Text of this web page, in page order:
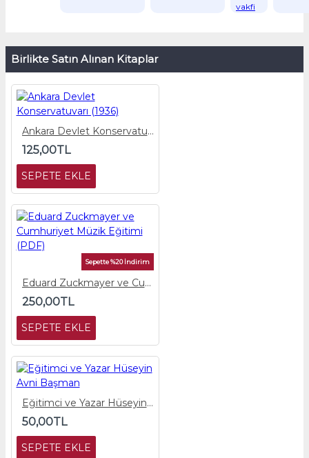
vakfi
Birlikte Satın Alınan Kitaplar
Ankara Devlet Konservatuvarı (1936)
125,00TL
SEPETE EKLE
Sepette %20 İndirim
Eduard Zuckmayer ve Cumhuriyet Müzik Eğitimi (PDF)
250,00TL
SEPETE EKLE
Eğitimci ve Yazar Hüseyin Avni Başman
50,00TL
SEPETE EKLE